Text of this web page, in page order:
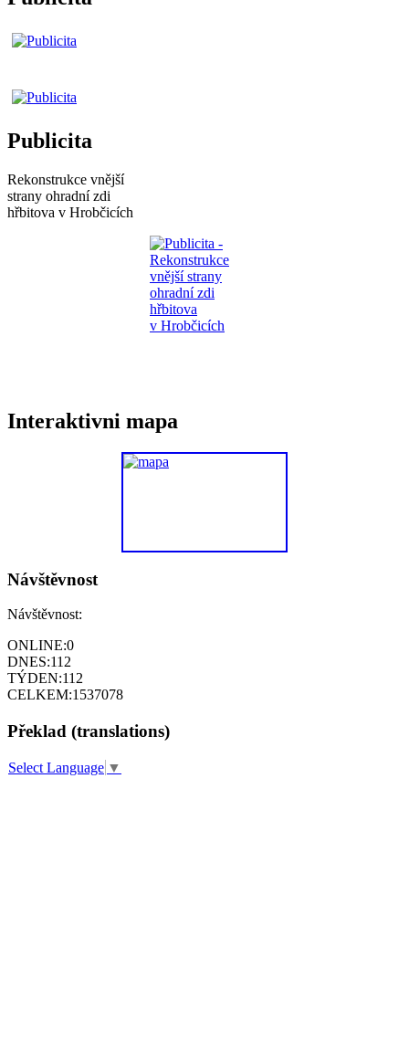
Publicita
Rekonstrukce vnější
strany ohradní zdi
hřbitova v Hrobčicích
Interaktivni mapa
Návštěvnost
Návštěvnost:
ONLINE:0
DNES:112
TÝDEN:112
CELKEM:1537078
Překlad (translations)
Select Language ▼